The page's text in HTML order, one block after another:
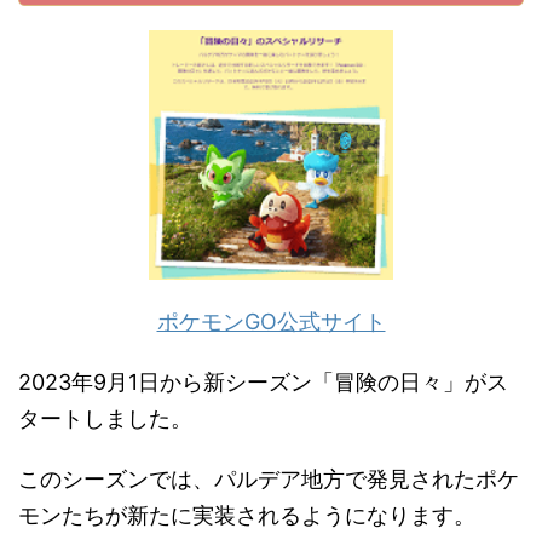
ポケモンGO公式サイト
2023年9月1日から新シーズン「冒険の日々」がス
タートしました。
このシーズンでは、パルデア地方で発見されたポケ
モンたちが新たに実装されるようになります。